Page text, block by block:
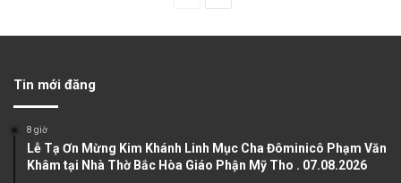
u
s
g
e
Tin mới đăng
8 giờ
Lễ Tạ Ơn Mừng Kim Khánh Linh Mục Cha Đôminicô Phạm Văn
Khâm tại Nhà Thờ Bắc Hòa Giáo Phận Mỹ Tho . 07.08.2026